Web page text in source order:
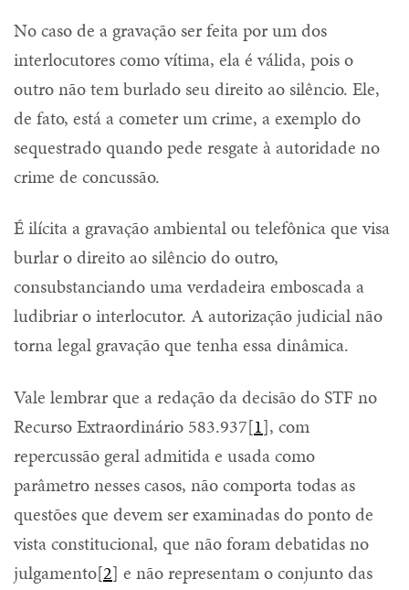
No caso de a gravação ser feita por um dos
interlocutores como vítima, ela é válida, pois o
outro não tem burlado seu direito ao silêncio. Ele,
de fato, está a cometer um crime, a exemplo do
sequestrado quando pede resgate à autoridade no
crime de concussão.
É ilícita a gravação ambiental ou telefônica que visa
burlar o direito ao silêncio do outro,
consubstanciando uma verdadeira emboscada a
ludibriar o interlocutor. A autorização judicial não
torna legal gravação que tenha essa dinâmica.
Vale lembrar que a redação da decisão do STF no
Recurso Extraordinário 583.937[1], com
repercussão geral admitida e usada como
parâmetro nesses casos, não comporta todas as
questões que devem ser examinadas do ponto de
vista constitucional, que não foram debatidas no
julgamento[2] e não representam o conjunto das